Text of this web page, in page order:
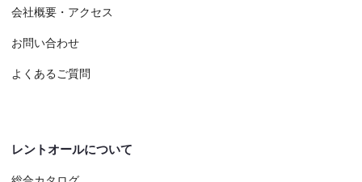
会社概要・アクセス
お問い合わせ
よくあるご質問
レントオールについて